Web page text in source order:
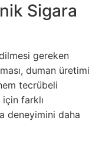
Sigara
gereken
duman üretimi
tecrübeli
farklı
deneyimini daha